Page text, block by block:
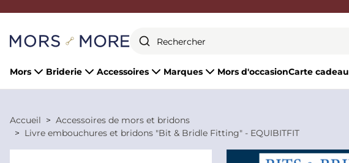
Mors Briderie Accessoires Marques Mors d'occasionCarte cadeau
Accueil
Accessoires de mors et bridons
Livre embouchures et bridons "Bit & Bridle Fitting" - EQUIBITFIT